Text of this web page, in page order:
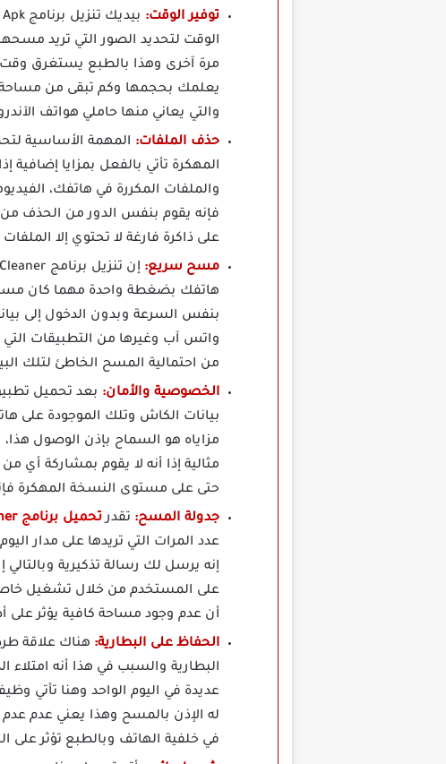
توفير الوقت:
الوقت لتحديد الصور التي تريد
مرة آخرى وهذا بالطبع يستغرق
يعلمك بحجمها وكم تبقى من مساحة
والتي يعاني منها حاملي هواتف
حذف الملفات:
المهكرة تأتي بالفعل بمزايا
والملفات المكررة في هاتفك،
فإنه يقوم بنفس الدور من الحذف من
على ذاكرة فارغة لا تحتوي إلا
مسح سريع:
هاتفك بضغطة واحدة مهما كان
بنفس السرعة وبدون الدخول إلى
واتس آب وغيرها من التطبيقات التي
من احتمالية المسح الخاطئ لتلك
الخصوصية والأمان:
بيانات الكاش وتلك الموجودة على
مزاياه هو السماح بإذن الوصول
مثالية إذا أنه لا يقوم بمشاركة
حتى على مستوى النسخة المهكرة
جدولة المسح: تقدرتحميل برنامج Zero Cleaner نسخة معدلة
عدد المرات التي تريدها على مدار
إنه يرسل لك رسالة تذكيرية
على المستخدم من خلال تشغيل
أن عدم وجود مساحة كافية يؤثر على
الحفاظ على البطارية:
البطارية والسبب في هذا أنه امتلاء
عديدة في اليوم الواحد وهنا تأتي
له الإذن بالمسح وهذا يعني عدم عدم
في خلفية الهاتف وبالطبع تؤثر على